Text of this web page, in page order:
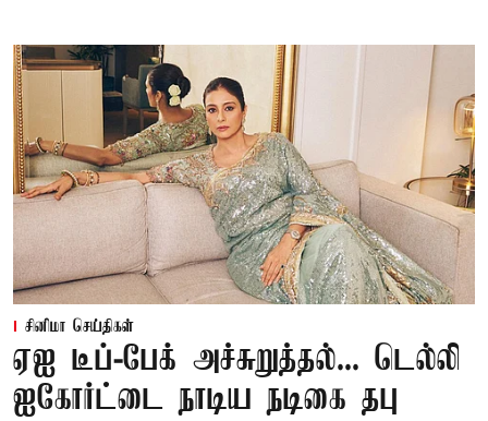
சினிமா செய்திகள்
ஏஐ டீப்-பேக் அச்சுறுத்தல்... டெல்லி
ஐகோர்ட்டை நாடிய நடிகை தபு